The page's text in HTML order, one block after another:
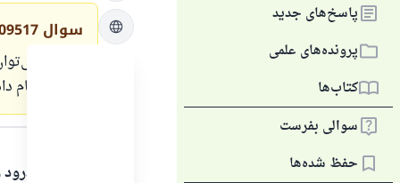
پاسخ‌های جدید
پرونده‌های علمی
کتاب‌ها
سوالی بفرست
حفظ شده‌ها
سوال
چگونه
است، انجام
الحمدلله و